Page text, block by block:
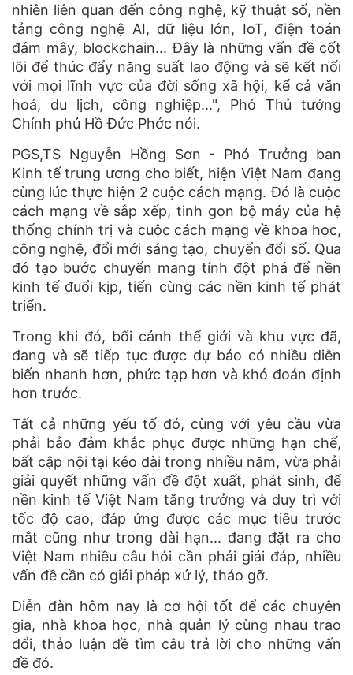
nhiên liên quan đến công nghệ, kỹ thuật số, nền
tảng công nghệ AI, dữ liệu lớn, IoT, điện toán
đám mây, blockchain... Đây là những vấn đề cốt
lõi để thúc đẩy năng suất lao động và sẽ kết nối
với mọi lĩnh vực của đời sống xã hội, kể cả văn
hoá, du lịch, công nghiệp...", Phó Thủ tướng
Chính phủ Hồ Đức Phớc nói.
PGS,TS Nguyễn Hồng Sơn - Phó Trưởng ban
Kinh tế trung ương cho biết, hiện Việt Nam đang
cùng lúc thực hiện 2 cuộc cách mạng. Đó là cuộc
cách mạng về sắp xếp, tinh gọn bộ máy của hệ
thống chính trị và cuộc cách mạng về khoa học,
công nghệ, đổi mới sáng tạo, chuyển đổi số. Qua
đó tạo bước chuyển mang tính đột phá để nền
kinh tế đuổi kịp, tiến cùng các nền kinh tế phát
triển.
Trong khi đó, bối cảnh thế giới và khu vực đã,
đang và sẽ tiếp tục được dự báo có nhiều diễn
biến nhanh hơn, phức tạp hơn và khó đoán định
hơn trước.
Tất cả những yếu tố đó, cùng với yêu cầu vừa
phải bảo đảm khắc phục được những hạn chế,
bất cập nội tại kéo dài trong nhiều năm, vừa phải
giải quyết những vấn đề đột xuất, phát sinh, để
nền kinh tế Việt Nam tăng trưởng và duy trì với
tốc độ cao, đáp ứng được các mục tiêu trước
mắt cũng như trong dài hạn... đang đặt ra cho
Việt Nam nhiều câu hỏi cần phải giải đáp, nhiều
vấn đề cần có giải pháp xử lý, tháo gỡ.
Diễn đàn hôm nay là cơ hội tốt để các chuyên
gia, nhà khoa học, nhà quản lý cùng nhau trao
đổi, thảo luận đề tìm câu trả lời cho những vấn
đề đó.